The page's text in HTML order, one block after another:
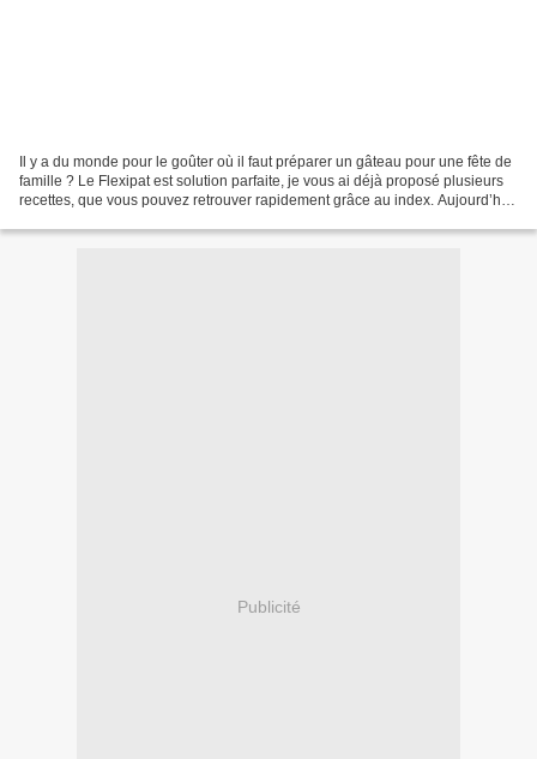
Il y a du monde pour le goûter où il faut préparer un gâteau pour une fête de
famille ? Le Flexipat est solution parfaite, je vous ai déjà proposé plusieurs
recettes, que vous pouvez retrouver rapidement grâce au index. Aujourd’hui
Publicité